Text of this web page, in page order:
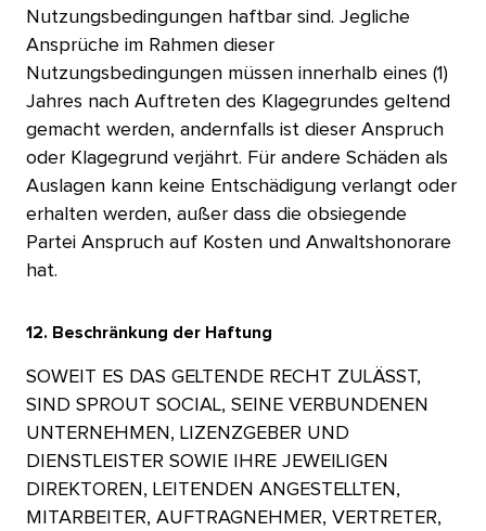
Nutzungsbedingungen haftbar sind. Jegliche
Ansprüche im Rahmen dieser
Nutzungsbedingungen müssen innerhalb eines (1)
Jahres nach Auftreten des Klagegrundes geltend
gemacht werden, andernfalls ist dieser Anspruch
oder Klagegrund verjährt. Für andere Schäden als
Auslagen kann keine Entschädigung verlangt oder
erhalten werden, außer dass die obsiegende
Partei Anspruch auf Kosten und Anwaltshonorare
hat.​​
12. Beschränkung der Haftung​​
SOWEIT ES DAS GELTENDE RECHT ZULÄSST,
SIND SPROUT SOCIAL, SEINE VERBUNDENEN
UNTERNEHMEN, LIZENZGEBER UND
DIENSTLEISTER SOWIE IHRE JEWEILIGEN
DIREKTOREN, LEITENDEN ANGESTELLTEN,
MITARBEITER, AUFTRAGNEHMER, VERTRETER,